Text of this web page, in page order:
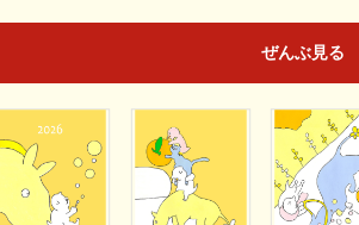
ぜんぶ見る